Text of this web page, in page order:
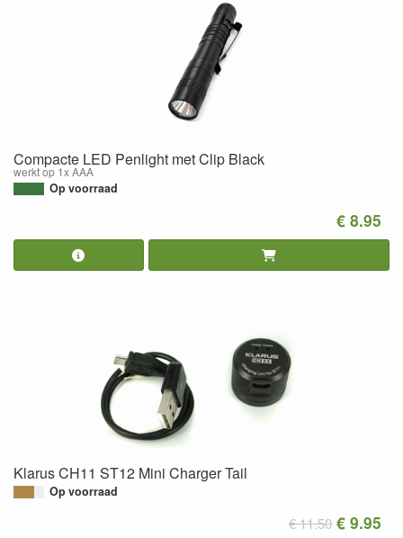
Compacte LED Penlight met Clip Black
werkt op 1x AAA
Op voorraad
€ 8.95
Klarus CH11 ST12 Mini Charger Tail
Op voorraad
€ 11.50 € 9.95